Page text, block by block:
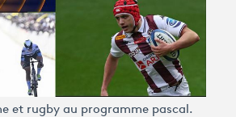
et rugby au programme pascal.